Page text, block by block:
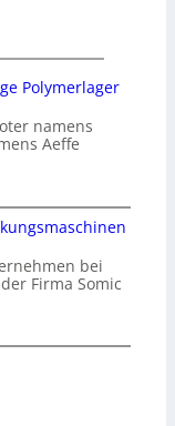
Polymerlager
namens
Aeffe
bei
Firma Somic